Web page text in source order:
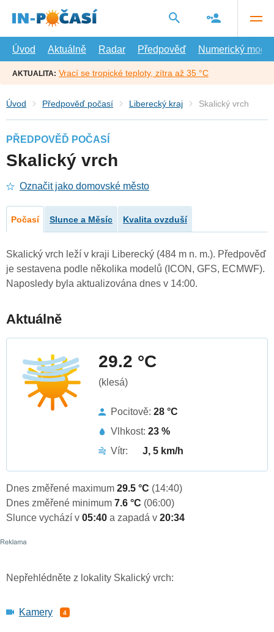
hlavní
Úvod
Aktuálně Radar Předpověď Numerický model
AKTUALITA: Vrací se tropické teploty, zítra až 35 °C
Úvod Předpověď počasí Liberecký kraj Skalický vrch
PŘEDPOVĚĎ POČASÍ
Skalický vrch
Označit jako domovské město
Počasí Slunce a Měsíc Kvalita ovzduší
Skalický vrch leží v kraji Liberecký (484 m n. m.). Předpověď
je sestavena podle několika modelů (ICON, GFS, ECMWF).
Naposledy byla aktualizována dnes v 14:00.
Aktuálně
29.2 °C
(klesá)
Pocitově: 28 °C
Vlhkost: 23 %
Vítr:
J, 5 km/h
Dnes změřené maximum 29.5 °C (14:40)
Dnes změřené minimum 7.6 °C (06:00)
Slunce vychází v 05:40 a zapadá v 20:34
Nepřehlédněte z lokality Skalický vrch:
Kamery 4